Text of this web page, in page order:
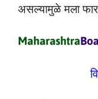
असल्यामुळे मला